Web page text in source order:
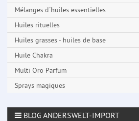
Mélanges d´huiles essentielles
Huiles rituelles
Huiles grasses - huiles de base
Huile Chakra
Multi Oro Parfum
Sprays magiques
BLOG ANDERSWELT-IMPORT